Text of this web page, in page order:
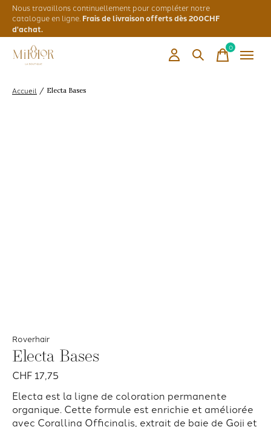
Nous travaillons continuellement pour compléter notre
catalogue en ligne. Frais de livraison offerts dès 200CHF
d'achat.
0items
Accueil / Electa Bases
Roverhair
Electa Bases
CHF 17,75
Electa est la ligne de coloration permanente
organique. Cette formule est enrichie et améliorée
avec Corallina Officinalis, extrait de baie de Goji et